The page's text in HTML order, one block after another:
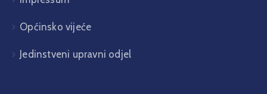
Općinsko vijeće
Jedinstveni upravni odjel